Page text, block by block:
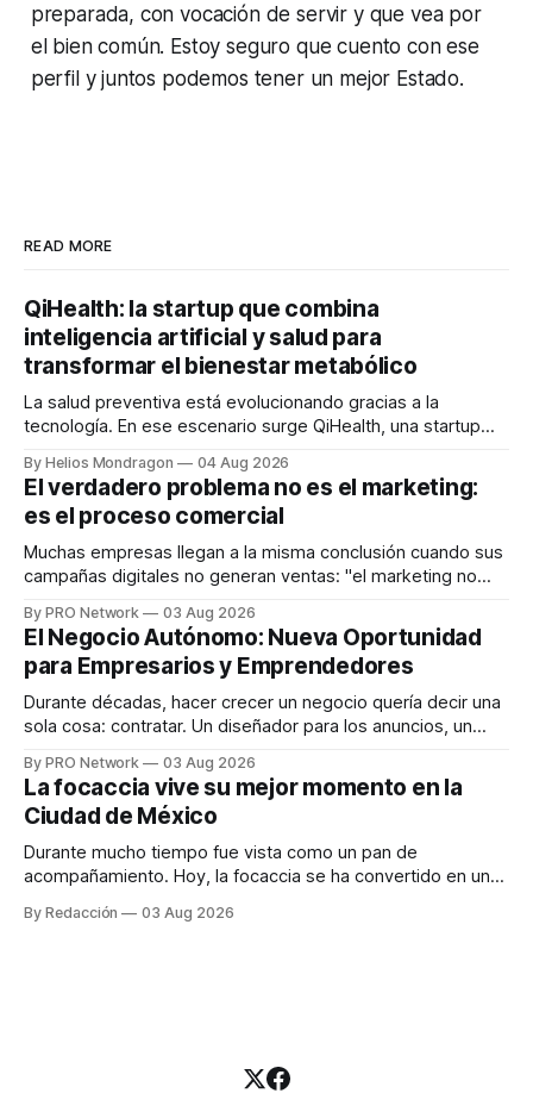
preparada, con vocación de servir y que vea por
el bien común. Estoy seguro que cuento con ese
perfil y juntos podemos tener un mejor Estado.
READ MORE
QiHealth: la startup que combina
inteligencia artificial y salud para
transformar el bienestar metabólico
La salud preventiva está evolucionando gracias a la
tecnología. En ese escenario surge QiHealth, una startup
dispositivos inteligentes, inteligencia artificial y monitoreo
en tiempo real para ayudar a las personas a tomar mejores
decisiones sobre su salud metabólica. Su propuesta busca
responder
By Helios Mondragon 04 Aug 2026
El verdadero problema no es el marketing:
es el proceso comercial
Muchas empresas llegan a la misma conclusión cuando sus
campañas digitales no generan ventas: "el marketing no
INTERIUS, el problema suele estar en otro lugar. Durante
una entrevista para el podcast SER PRO, el especialista en
marketing digital explicó que
By PRO Network 03 Aug 2026
El Negocio Autónomo: Nueva Oportunidad
para Empresarios y Emprendedores
Durante décadas, hacer crecer un negocio quería decir una
sola cosa: contratar. Un diseñador para los anuncios, un
para los textos, alguien que supiera de publicidad digital
para encontrar prospectos, un vendedor para atender
llamadas y mensajes, y —con suerte— una persona
By PRO Network 03 Aug 2026
La focaccia vive su mejor momento en la
Ciudad de México
Durante mucho tiempo fue vista como un pan de
acompañamiento. Hoy, la focaccia se ha convertido en uno
artesanal, ingredientes de calidad y experiencias que
By Redacción 03 Aug 2026